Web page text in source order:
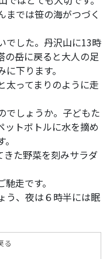
までは笹の海がつづく
でした。丹沢山に13時
の岳に戻ると大人の足
下ります。
太ってまりのように走
でしょうか。子どもた
ットボトルに水を摘め
きた野菜を刻みサラダ
走です。
う、夜は６時半には眠
る